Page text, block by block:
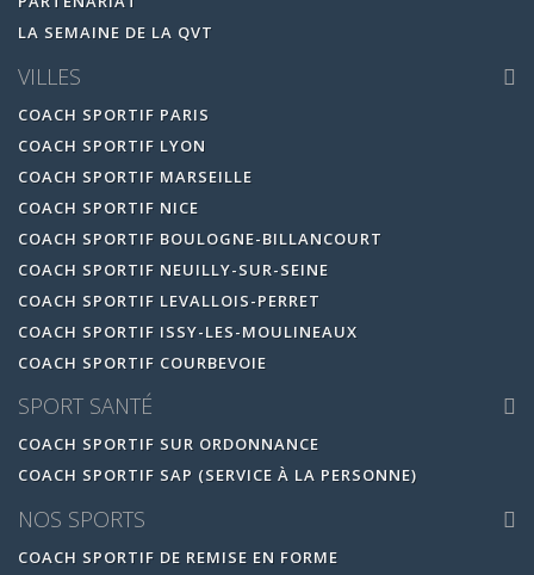
LA SEMAINE DE LA QVT
VILLES
COACH SPORTIF PARIS
COACH SPORTIF LYON
COACH SPORTIF MARSEILLE
COACH SPORTIF NICE
COACH SPORTIF BOULOGNE-BILLANCOURT
COACH SPORTIF NEUILLY-SUR-SEINE
COACH SPORTIF LEVALLOIS-PERRET
COACH SPORTIF ISSY-LES-MOULINEAUX
COACH SPORTIF COURBEVOIE
SPORT SANTÉ
COACH SPORTIF SUR ORDONNANCE
COACH SPORTIF SAP (SERVICE À LA PERSONNE)
NOS SPORTS
COACH SPORTIF DE REMISE EN FORME